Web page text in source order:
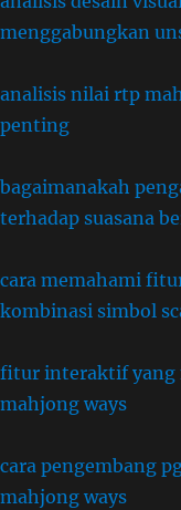
menggabungkan
analisis nilai rtp
penting
bagaimanakah
terhadap suasana
cara memahami
kombinasi simbol
fitur interaktif yang
mahjong ways
cara pengembang
mahjong ways